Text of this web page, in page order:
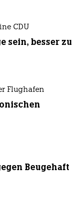
CDU
sein, besser zu
Flughafen
Beugehaft